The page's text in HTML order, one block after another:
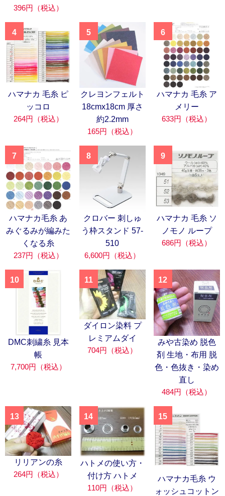
396円（税込）
4
ハマナカ 毛糸 ピ
ッコロ
264円（税込）
5
クレヨンフェルト
18cmx18cm 厚さ
約2.2mm
165円（税込）
6
ハマナカ 毛糸 ア
メリー
633円（税込）
7
ハマナカ毛糸 あ
みぐるみが編みた
くなる糸
237円（税込）
8
クロバー 刺しゅ
う枠スタンド 57-
510
6,600円（税込）
9
ハマナカ 毛糸 ソ
ノモノ ループ
686円（税込）
10
DMC刺繍糸 見本
帳
7,700円（税込）
11
ダイロン染料 プ
レミアムダイ
704円（税込）
12
みや古染め 脱色
剤 生地・布用 脱
色・色抜き・染め
直し
484円（税込）
13
リリアンの糸
264円（税込）
14
ハトメの使い方・
付け方 ハトメ
110円（税込）
15
ハマナカ毛糸 ウ
ォッシュコットン